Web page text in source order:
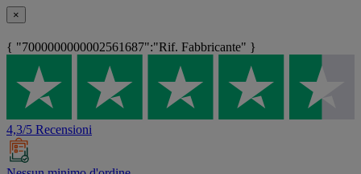
×
{ "7000000000002561687":"Rif. Fabbricante" }
4,3/5 Recensioni